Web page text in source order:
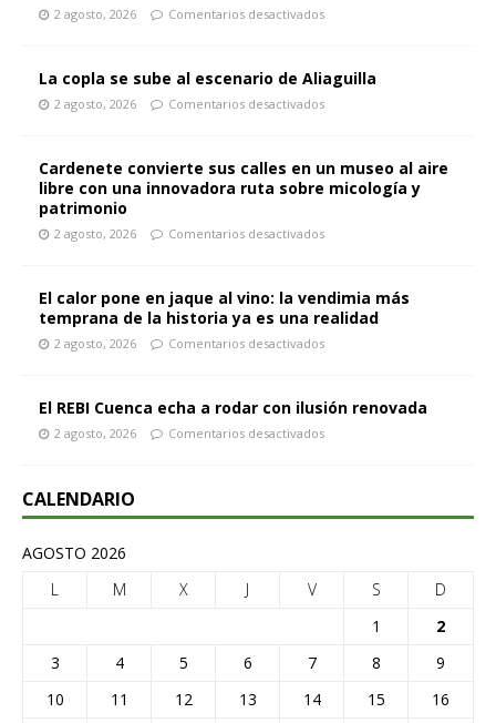
2 agosto, 2026 Comentarios desactivados
La copla se sube al escenario de Aliaguilla
2 agosto, 2026 Comentarios desactivados
Cardenete convierte sus calles en un museo al aire
libre con una innovadora ruta sobre micología y
patrimonio
2 agosto, 2026 Comentarios desactivados
El calor pone en jaque al vino: la vendimia más
temprana de la historia ya es una realidad
2 agosto, 2026 Comentarios desactivados
El REBI Cuenca echa a rodar con ilusión renovada
2 agosto, 2026 Comentarios desactivados
CALENDARIO
AGOSTO 2026
L
M X J V S
D
1
2
3
4 5 6 7 8
9
10
11 12 13 14 15
16